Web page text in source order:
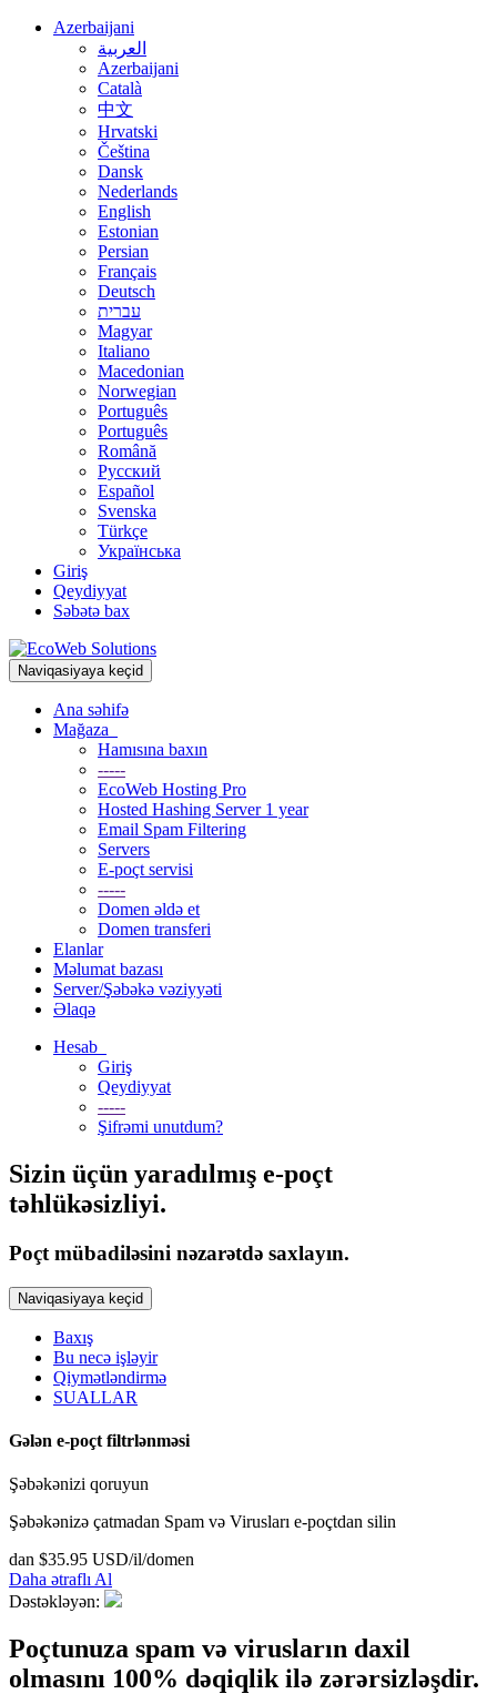
Azerbaijani
العربية
Azerbaijani
Català
中文
Hrvatski
Čeština
Dansk
Nederlands
English
Estonian
Persian
Français
Deutsch
עברית
Magyar
Italiano
Macedonian
Norwegian
Português
Português
Română
Русский
Español
Svenska
Türkçe
Українська
Giriş
Qeydiyyat
Səbətə bax
Naviqasiyaya keçid
Ana səhifə
Mağaza
Hamısına baxın
-----
EcoWeb Hosting Pro
Hosted Hashing Server 1 year
Email Spam Filtering
Servers
E-poçt servisi
-----
Domen əldə et
Domen transferi
Elanlar
Məlumat bazası
Server/Şəbəkə vəziyyəti
Əlaqə
Hesab
Giriş
Qeydiyyat
-----
Şifrəmi unutdum?
Sizin üçün yaradılmış e-poçt
təhlükəsizliyi.
Poçt mübadiləsini nəzarətdə saxlayın.
Naviqasiyaya keçid
Baxış
Bu necə işləyir
Qiymətləndirmə
SUALLAR
Gələn e-poçt filtrlənməsi
Şəbəkənizi qoruyun
Şəbəkənizə çatmadan Spam və Virusları e-poçtdan silin
dan $35.95 USD/il/domen
Daha ətraflı Al
Dəstəkləyən:
Poçtunuza spam və virusların daxil
olmasını 100% dəqiqlik ilə zərərsizləşdir.